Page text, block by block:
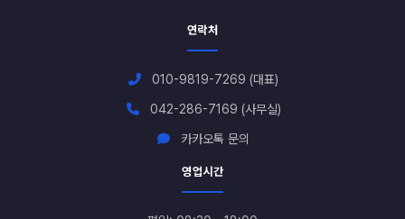
연락처
010-9819-7269 (대표)
042-286-7169 (사무실)
카카오톡 문의
영업시간